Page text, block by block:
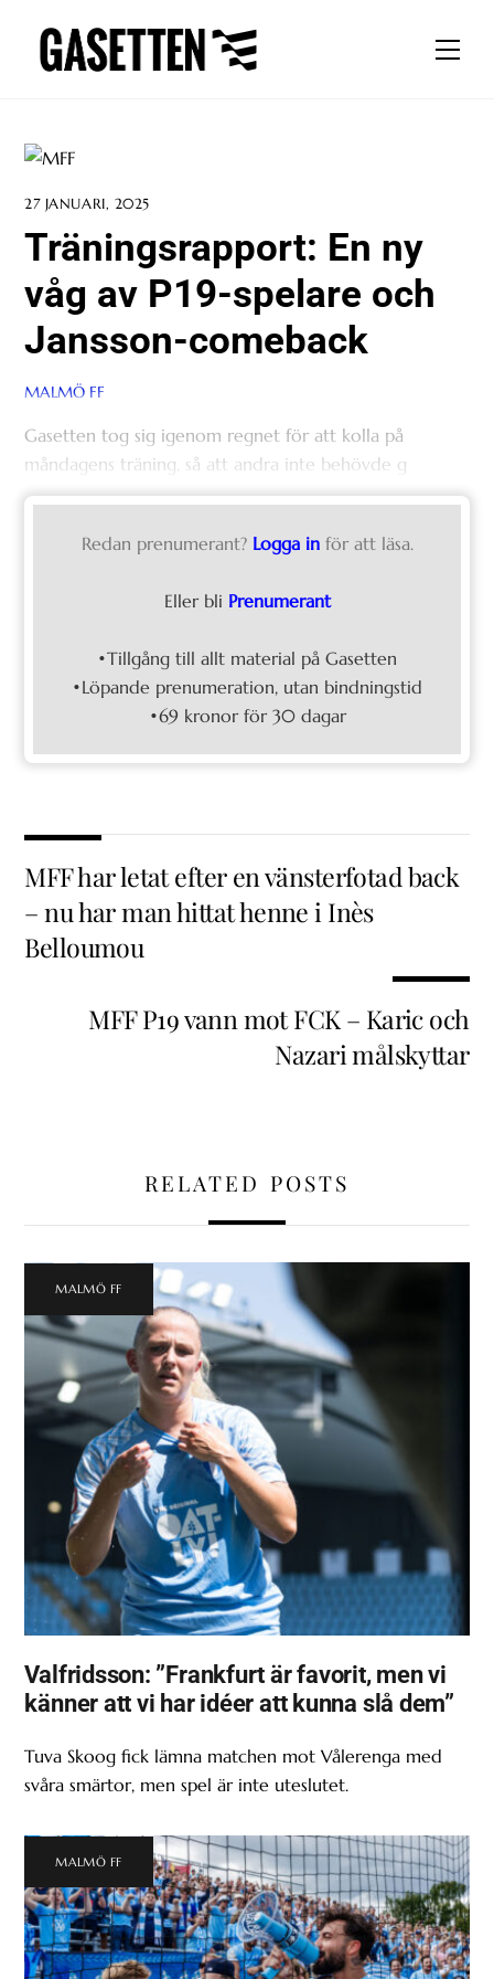
content
27 JANUARI, 2025
Träningsrapport: En ny
våg av P19-spelare och
Jansson-comeback
MALMÖ FF
Gasetten tog sig igenom regnet för att kolla på
måndagens träning, så att andra inte behövde g
Redan prenumerant? Logga in för att läsa.
Eller bli Prenumerant
•Tillgång till allt material på Gasetten
•Löpande prenumeration, utan bindningstid
•69 kronor för 30 dagar
MFF har letat efter en vänsterfotad back
– nu har man hittat henne i Inès
Belloumou
MFF P19 vann mot FCK – Karic och
Nazari målskyttar
RELATED POSTS
MALMÖ FF
Valfridsson: ”Frankfurt är favorit, men vi
känner att vi har idéer att kunna slå dem”
Tuva Skoog fick lämna matchen mot Vålerenga med
svåra smärtor, men spel är inte uteslutet.
MALMÖ FF